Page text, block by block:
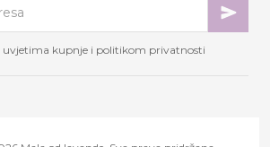
sporova
- objašnjenje
uvjetima kupnje i politikom privatnosti